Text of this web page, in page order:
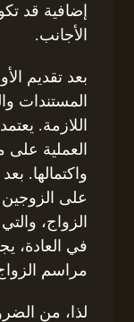
إضافية قد
الأجانب.
بعد تقديم
المستندات
اللازمة.
العملية على
واكتمالها.
على
الزواج،
في العادة،
مراسم
لذا، من